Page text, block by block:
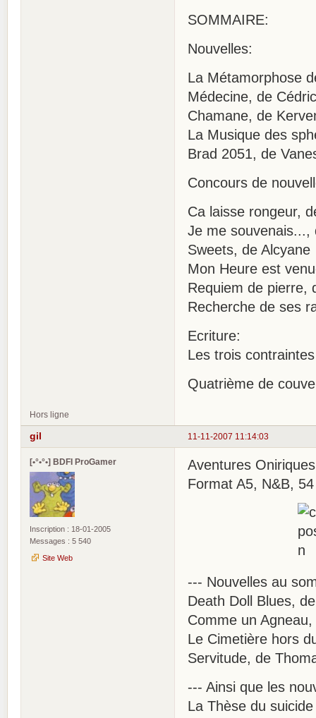
SOMMAIRE:
Nouvelles:
La Métamorphose
Médecine, de
Chamane, de
La Musique des
Brad 2051, de
Concours de
Ca laisse rongeur,
Je me souvenais...,
Sweets, de Alcyane
Mon Heure est
Requiem de pierre,
Recherche de ses
Ecriture:
Les trois
Quatrième de
Hors ligne
11-11-2007 11:14:03
gil
[•°•°•] BDFI ProGamer
Inscription : 18-01-2005
Messages : 5 540
Site Web
Aventures
Format A5, N&B,
--- Nouvelles au
Death Doll Blues,
Comme un
Le Cimetière hors
Servitude, de
--- Ainsi que les
La Thèse du